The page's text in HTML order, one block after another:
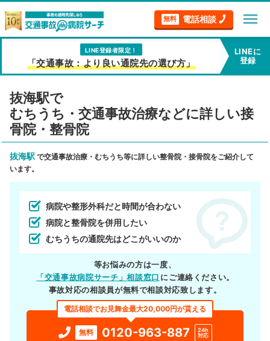
無料 電話相談 menu
LINE登録者限定！
「交通事故：より良い通院先の選び方」
LINEに
登録
抜海駅で
むちうち・交通事故治療などに詳しい接
骨院・整骨院
抜海駅 で交通事故治療・むちうち等に詳しい整骨院・接骨院をご紹介して
います。
病院や整形外科だと時間が合わない
病院と整骨院を併用したい
むちうちの通院先はどこがいいのか
等お悩みの方は一度、
「交通事故病院サーチ」相談窓口 にご連絡ください。
事故対応の相談員が無料で相談対応致します。
電話相談でお見舞金最大20,000円が貰える
無料 0120-963-887
24h
対応